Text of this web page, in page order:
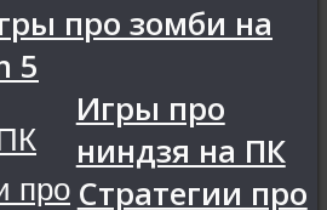
про зомби на
5
Игры про
ниндзя на ПК
Стратегии про